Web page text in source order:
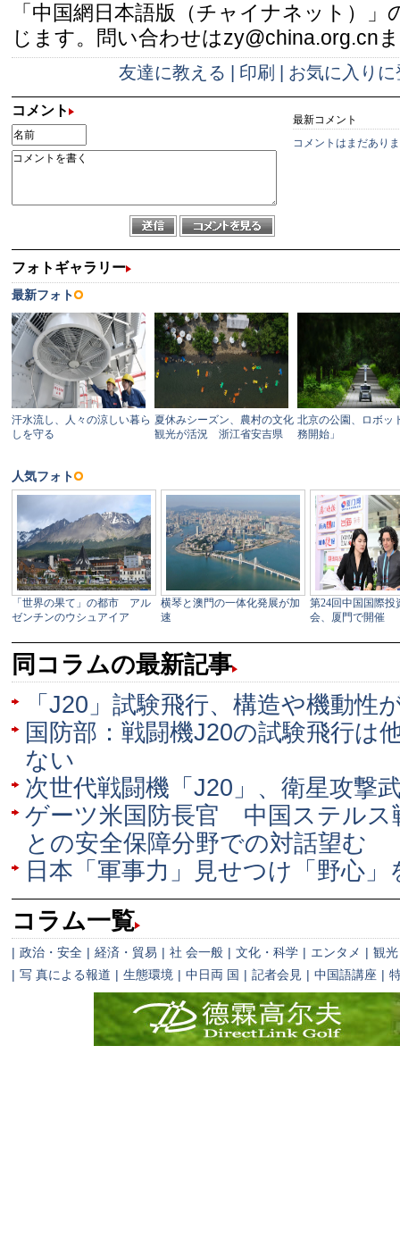
「中国網日本語版（チャイナネット）」
じます。問い合わせはzy@china.org.cn
友達に教える 印刷 お気に入りに
コメント
最新コメント
コメントはまだあり
同コラムの最新記事
「J20」試験飛行、構造や機動性
国防部：戦闘機J20の試験飛行は
ない
次世代戦闘機「J20」、衛星攻撃
ゲーツ米国防長官 中国ステル
との安全保障分野での対話望む
日本「軍事力」見せつけ「野心
コラム一覧
| 政治・安全 | 経済・貿易 | 社 会一般 | 文化・科学 | エンタメ | 観光
| 写 真による報道 | 生態環境 | 中日両 国 | 記者会見 | 中国語講座 |